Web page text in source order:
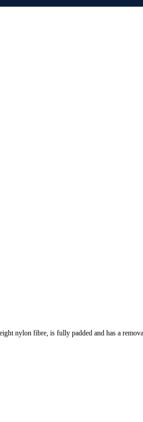
nylon fibre, is fully padded and has a